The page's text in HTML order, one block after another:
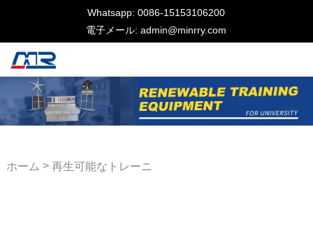
Whatsapp: 0086-15153106200
電子メール: admin@minrry.com
ホーム > 再生可能なトレーニ